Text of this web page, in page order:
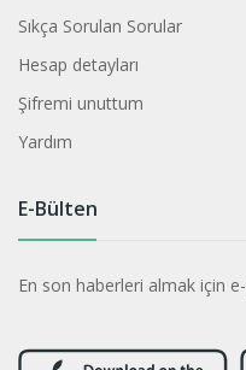
Sıkça Sorulan Sorular
Hesap detayları
Şifremi unuttum
Yardım
E-Bülten
En son haberleri almak için